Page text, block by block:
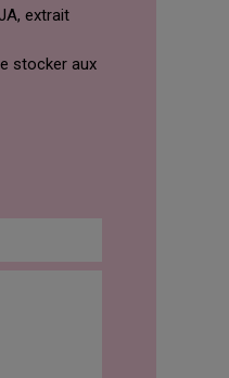
extrait
stocker aux